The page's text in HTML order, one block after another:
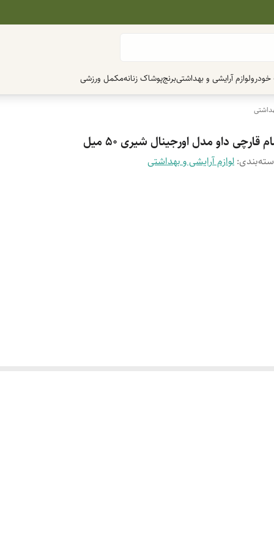
خودرولوازم آرایشی و بهداشتیبرنجپوشاک زنانهمکمل ورزشی
قارچی داو مدل اورجینال شیری 50 میل
: لوازم آرایشی و بهداشتی